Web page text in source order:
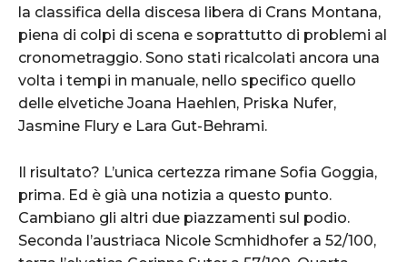
la classifica della discesa libera di Crans Montana,
piena di colpi di scena e soprattutto di problemi al
cronometraggio. Sono stati ricalcolati ancora una
volta i tempi in manuale, nello specifico quello
delle elvetiche Joana Haehlen, Priska Nufer,
Jasmine Flury e Lara Gut-Behrami.
Il risultato? L’unica certezza rimane Sofia Goggia,
prima. Ed è già una notizia a questo punto.
Cambiano gli altri due piazzamenti sul podio.
Seconda l’austriaca Nicole Scmhidhofer a 52/100,